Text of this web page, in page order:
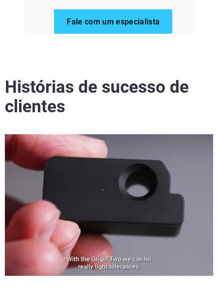
Fale com um especialista
Histórias de sucesso de
clientes